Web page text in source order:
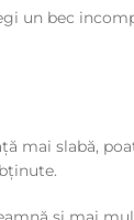
un bec
mai slabă,